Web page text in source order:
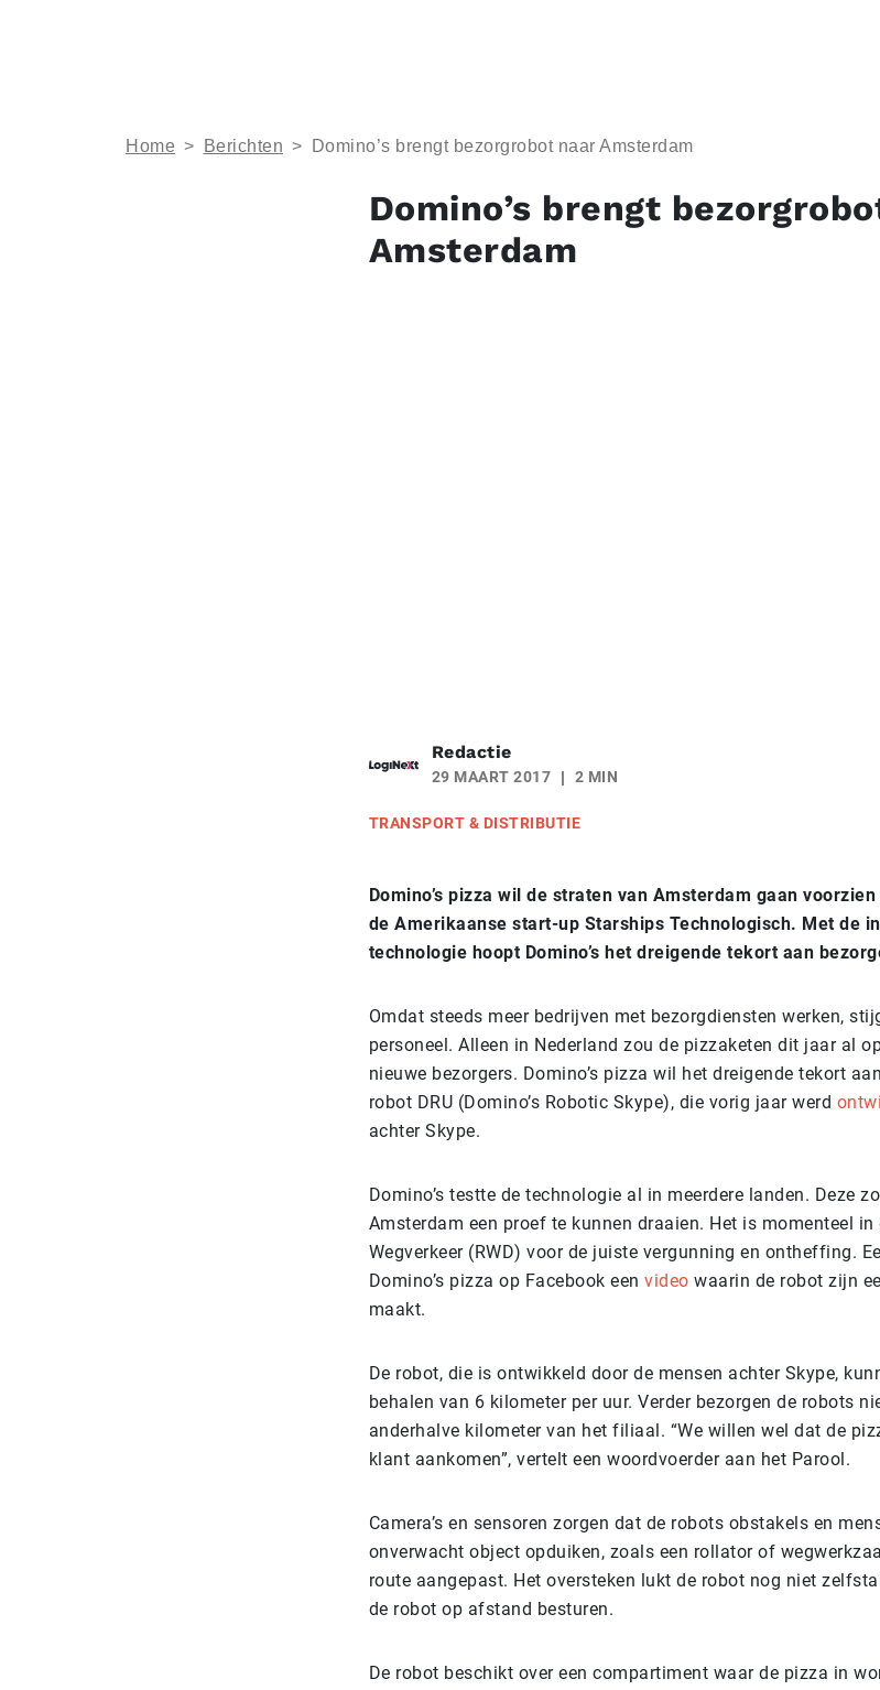
Home > Berichten > Domino’s brengt bezorgrobot naar Amsterdam
Domino’s brengt
Amsterdam
Redactie
29 MAART 2017 2 MIN
TRANSPORT & DISTRIBUTIE
Domino’s pizza wil de straten van Amsterdam gaan
de Amerikaanse start-up Starships Technologisch. Met de
technologie hoopt Domino’s het dreigende tekort aan
Omdat steeds meer bedrijven met bezorgdiensten werken,
personeel. Alleen in Nederland zou de pizzaketen dit jaar al
nieuwe bezorgers. Domino’s pizza wil het dreigende tekort
robot DRU (Domino’s Robotic Skype), die vorig jaar werd
achter Skype.
Domino’s testte de technologie al in meerdere landen. Deze
Amsterdam een proef te kunnen draaien. Het is momenteel in
Wegverkeer (RWD) voor de juiste vergunning en ontheffing.
Domino’s pizza op Facebook een video waarin de robot zijn
maakt.
De robot, die is ontwikkeld door de mensen achter Skype,
behalen van 6 kilometer per uur. Verder bezorgen de robots
anderhalve kilometer van het filiaal. “We willen wel dat de
klant aankomen”, vertelt een woordvoerder aan het Parool.
Camera’s en sensoren zorgen dat de robots obstakels en
onverwacht object opduiken, zoals een rollator of
route aangepast. Het oversteken lukt de robot nog niet
de robot op afstand besturen.
De robot beschikt over een compartiment waar de pizza in